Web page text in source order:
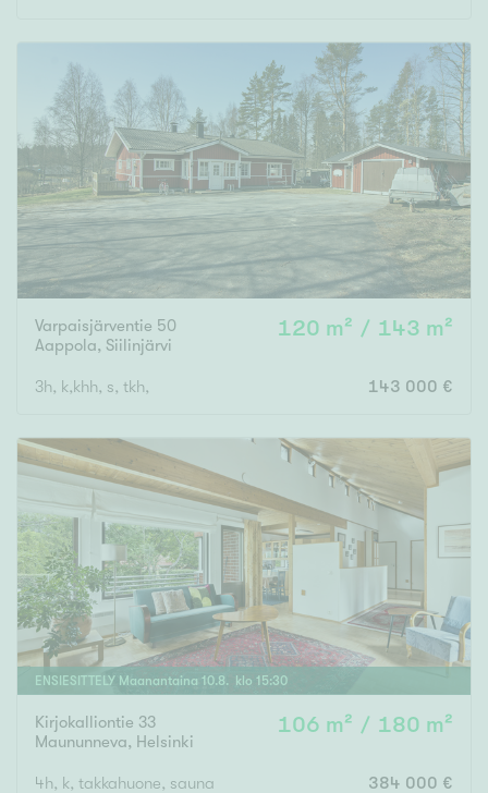
Varpaisjärventie 50
Aappola, Siilinjärvi
120 m² / 143 m²
3h, k,khh, s, tkh, 143 000 €
ENSIESITTELY Maanantaina 10.8. klo 15:30
Kirjokalliontie 33
Maununneva, Helsinki
106 m² / 180 m²
4h, k, takkahuone, sauna 384 000 €